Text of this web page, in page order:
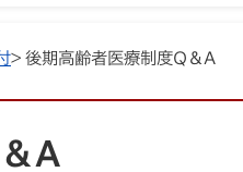
> 後期高齢者医療制度Q＆A
A